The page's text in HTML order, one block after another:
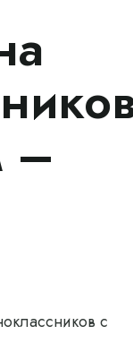
–
с